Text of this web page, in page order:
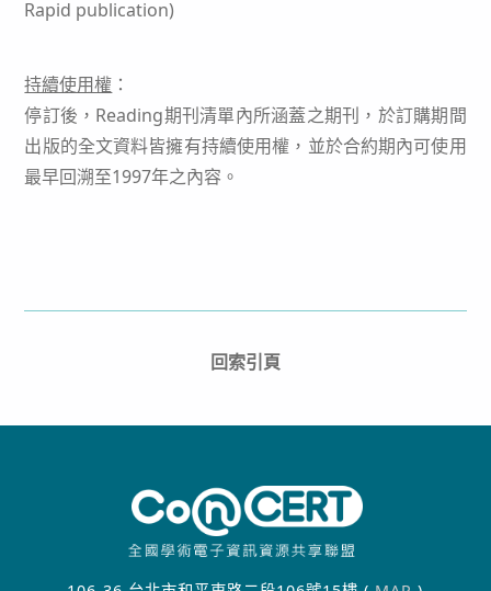
Rapid publication)
持續使用權 ：
停訂後，Reading期刊清單內所涵蓋之期刊，於訂購期間
出版的全文資料皆擁有持續使用權，並於合約期內可使用
最早回溯至1997年之內容。
回索引頁